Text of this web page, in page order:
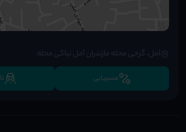
آمل، گرجی محله مازندران آمل نیاکی محله
مسیریابی